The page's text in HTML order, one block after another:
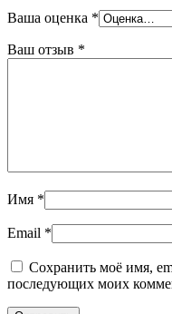
Ваша оценка *
Ваш отзыв *
Имя *
Email *
Сохранить моё имя,
последующих моих